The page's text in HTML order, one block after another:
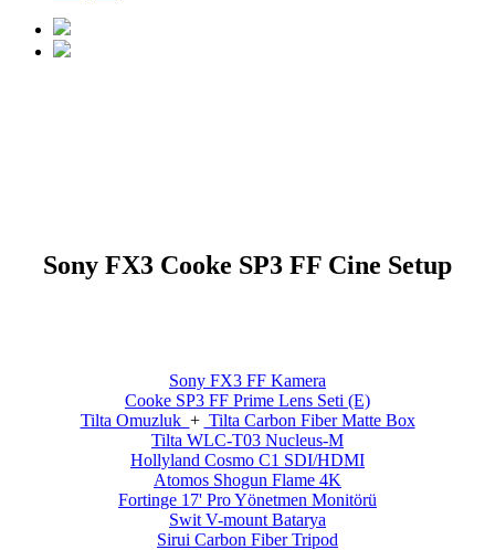
Sony FX3 Cooke SP3 FF Cine Setup
Sony FX3 FF Kamera
Cooke SP3 FF Prime Lens Seti (E)
Tilta Omuzluk + Tilta Carbon Fiber Matte Box
Tilta WLC-T03 Nucleus-M
Hollyland Cosmo C1 SDI/HDMI
Atomos Shogun Flame 4K
Fortinge 17' Pro Yönetmen Monitörü
Swit V-mount Batarya
Sirui Carbon Fiber Tripod